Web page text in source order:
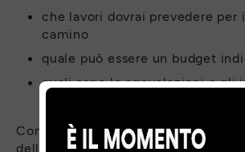
che lavori dovrai prevedere per
camino
quale può essere un budget
quali sono le agevolazioni e gli
Compila il modulo qui a lato per
della guida nella tua posta